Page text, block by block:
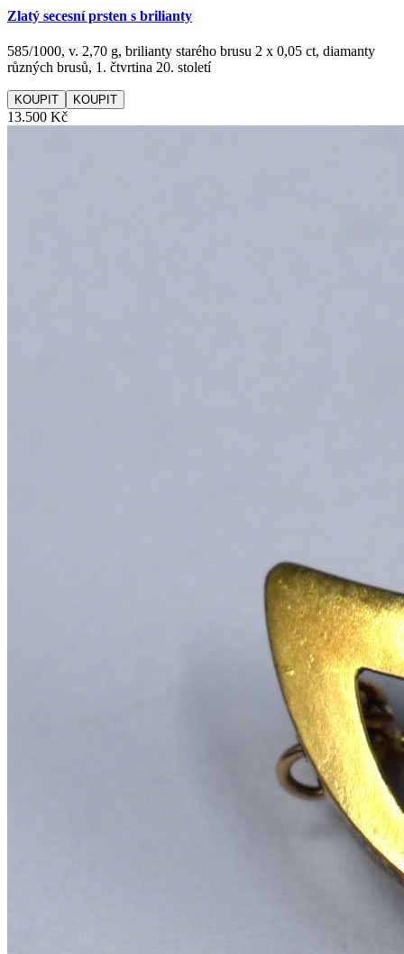
Zlatý secesní prsten s brilianty
585/1000, v. 2,70 g, brilianty starého brusu 2 x 0,05 ct, diamanty
různých brusů, 1. čtvrtina 20. století
KOUPIT
13.500 Kč